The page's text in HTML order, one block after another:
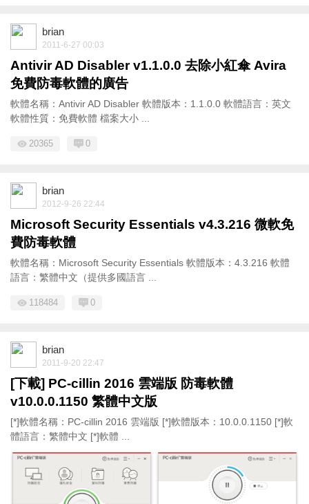
brian
2011-6-27 00:03
Antivir AD Disabler v1.1.0.0 去除小紅傘 Avira
免費防毒軟體的廣告
軟體名稱：Antivir AD Disabler 軟體版本：1.1.0.0 軟體語言：英文
軟體性質：免費軟體 檔案大小 ...
20365 0
brian
2012-9-26 22:44
Microsoft Security Essentials v4.3.216 微軟免
費防毒軟體
軟體名稱：Microsoft Security Essentials 軟體版本：4.3.216 軟體
語言：繁體中文（提供多國語言 ...
118484 0
brian
2011-9-20 22:47
[下載] PC-cillin 2016 雲端版 防毒軟體
v10.0.0.1150 繁體中文版
[*]軟體名稱：PC-cillin 2016 雲端版 [*]軟體版本：10.0.0.1150 [*]軟
體語言：繁體中文 [*]軟體 ...